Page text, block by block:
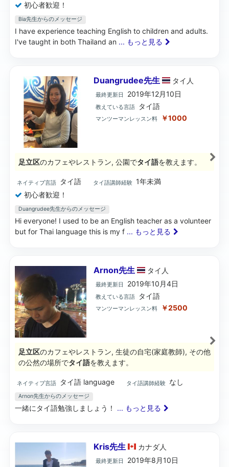
初心者歓迎！
Bia先生からのメッセージ
I have experience teaching English to children and adults.
I've taught in both Thailand an ... もっと見る
Duangrudee先生 タイ 人
最終更新日 2019年12月10日
教えている言語 タイ語
マンツーマンレッスン料 ￥1000
足立区のカフェやレストラン, 公園でタイ語を教えます。
ネイティブ言語 タイ語 タイ語講師経験 1年未満
初心者歓迎！
Duangrudee先生からのメッセージ
Hi everyone! I used to be an English teacher as a volunteer
but for Thai language this is my f ... もっと見る
Arnon先生 タイ 人
最終更新日 2019年10月4日
教えている言語 タイ語
マンツーマンレッスン料 ￥2500
足立区のカフェやレストラン, 生徒の自宅(家庭教師), その他
の公然の場所でタイ語を教えます。
ネイティブ言語 タイ語 language タイ語講師経験 なし
Arnon先生からのメッセージ
一緒にタイ語勉強しましょう！ ... もっと見る
Kris先生 カナダ人
最終更新日 2019年8月10日